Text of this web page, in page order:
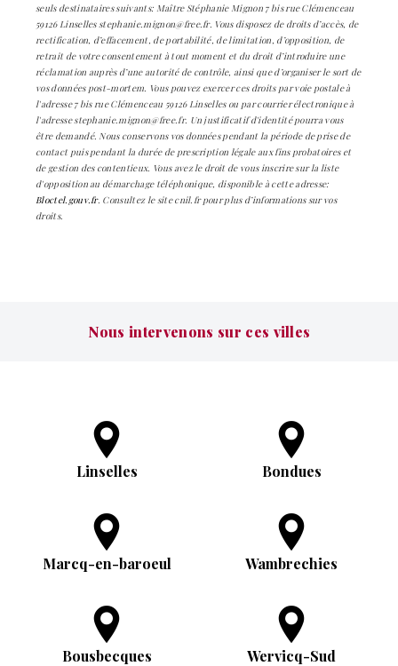
seuls destinataires suivants: Maître Stéphanie Mignon 7 bis rue Clémenceau
59126 Linselles stephanie.mignon@free.fr. Vous disposez de droits d’accès, de
rectification, d’effacement, de portabilité, de limitation, d’opposition, de
retrait de votre consentement à tout moment et du droit d’introduire une
réclamation auprès d’une autorité de contrôle, ainsi que d’organiser le sort de
vos données post-mortem. Vous pouvez exercer ces droits par voie postale à
l'adresse 7 bis rue Clémenceau 59126 Linselles ou par courrier électronique à
l'adresse stephanie.mignon@free.fr. Un justificatif d'identité pourra vous
être demandé. Nous conservons vos données pendant la période de prise de
contact puis pendant la durée de prescription légale aux fins probatoires et
de gestion des contentieux. Vous avez le droit de vous inscrire sur la liste
d'opposition au démarchage téléphonique, disponible à cette adresse:
Bloctel.gouv.fr. Consultez le site cnil.fr pour plus d’informations sur vos
droits.
Nous intervenons sur ces villes
Linselles Bondues
Marcq-en-baroeul Wambrechies
Bousbecques Wervicq-Sud